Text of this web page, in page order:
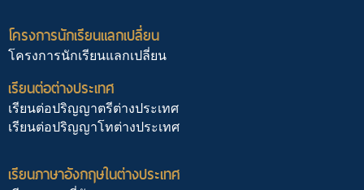
โครงการนักเรียนแลกเปลี่ยน
โครงการนักเรียนแลกเปลี่ยน
เรียนต่อต่างประเทศ
เรียนต่อปริญญาตรีต่างประเทศ
เรียนต่อปริญญาโทต่างประเทศ
เรียนภาษาอังกฤษในต่างประเทศ